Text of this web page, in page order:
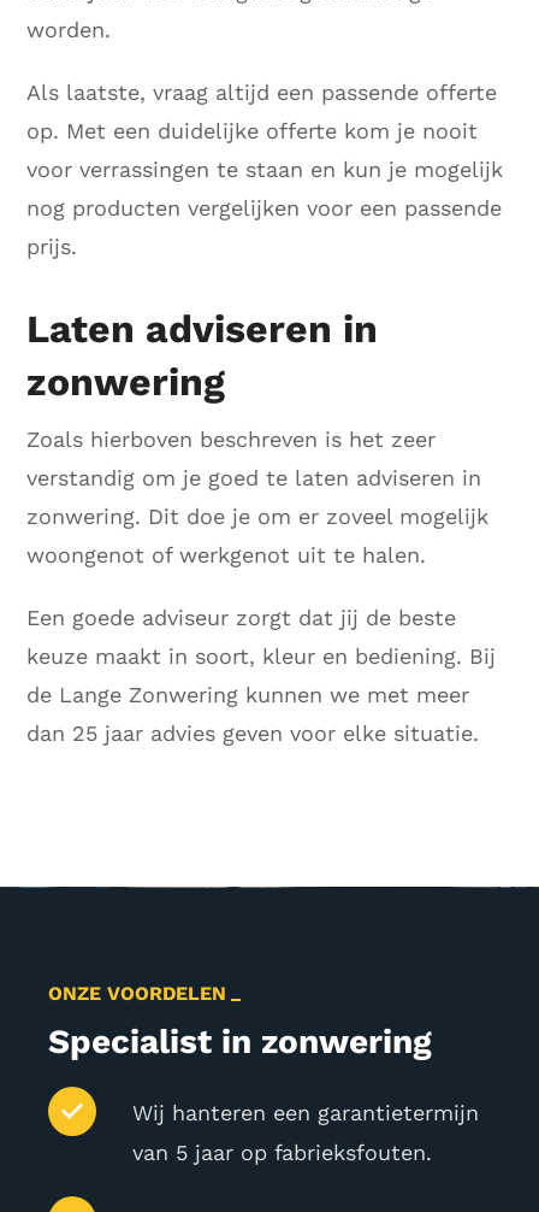
worden.
Als laatste, vraag altijd een passende offerte
op. Met een duidelijke offerte kom je nooit
voor verrassingen te staan en kun je mogelijk
nog producten vergelijken voor een passende
prijs.
Laten adviseren in
zonwering
Zoals hierboven beschreven is het zeer
verstandig om je goed te laten adviseren in
zonwering. Dit doe je om er zoveel mogelijk
woongenot of werkgenot uit te halen.
Een goede adviseur zorgt dat jij de beste
keuze maakt in soort, kleur en bediening. Bij
de Lange Zonwering kunnen we met meer
dan 25 jaar advies geven voor elke situatie.
ONZE VOORDELEN
Specialist in zonwering
Wij hanteren een garantietermijn
van 5 jaar op fabrieksfouten.